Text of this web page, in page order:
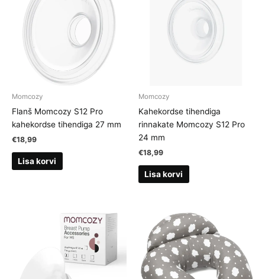
Momcozy
Flanš Momcozy S12 Pro
kahekordse tihendiga 27 mm
€18,99
Lisa korvi
Momcozy
Kahekordse tihendiga
rinnakate Momcozy S12 Pro
24 mm
€18,99
Lisa korvi